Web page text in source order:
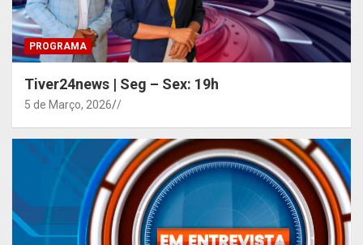
PROGRAMA
Tiver24news | Seg – Sex: 19h
5 de Março, 2026 /